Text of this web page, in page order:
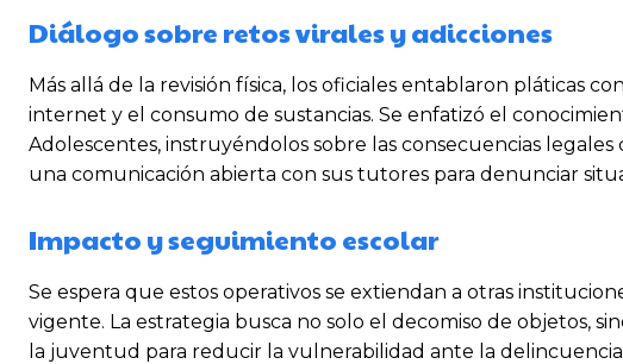
Diálogo sobre retos virales y adicciones
Más allá de la revisión física, los oficiales entablaron pláticas
internet y el consumo de sustancias. Se enfatizó el
Adolescentes, instruyéndolos sobre las consecuencias
una comunicación abierta con sus tutores para denunciar
Impacto y seguimiento escolar
Se espera que estos operativos se extiendan a otras
vigente. La estrategia busca no solo el decomiso de objetos,
la juventud para reducir la vulnerabilidad ante la